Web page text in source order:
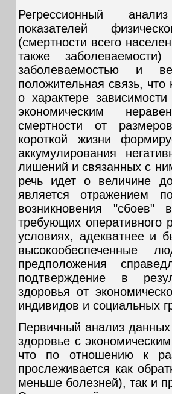
Регрессионный
показателей
(смертности всего
также
заболеваемостью и
положительная связь, что
о характере
экономическим
смертности от
короткой жизни
аккумулирования
лишений и связанных с
речь идет о величине
является отражением
возникновения "сбоев"
требующих оперативного
условиях, адекватнее и
предположения
подтверждение в
здоровья от
индивидов и социальных
Первичный анализ данных
здоровье с
что по отношению к
прослеживается как
меньше болезней), так и